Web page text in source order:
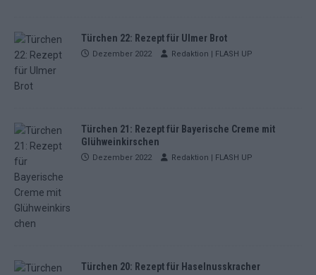
Türchen 22: Rezept für Ulmer Brot
Dezember 2022 Redaktion | FLASH UP
Türchen 21: Rezept für Bayerische Creme mit
Glühweinkirschen
Dezember 2022 Redaktion | FLASH UP
Türchen 20: Rezept für Haselnusskracher